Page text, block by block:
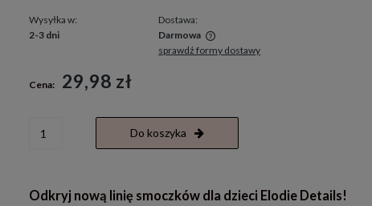
Wysyłka w:
2-3 dni
Dostawa:
Darmowa
płatności
sprawdź formy dostawy
Cena: 29,98 zł
Do koszyka
Odkryj nową linię smoczków dla dzieci Elodie Details!